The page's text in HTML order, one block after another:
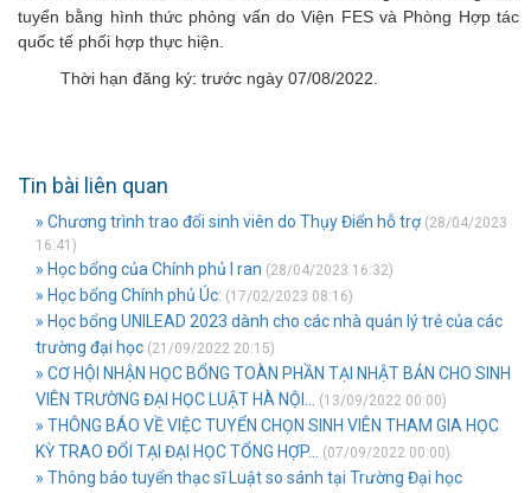
tuyển bằng hình thức phỏng vấn do Viện FES và Phòng Hợp tác
quốc tế phối hợp thực hiện.
Thời hạn đăng ký: trước ngày 07/08/2022.
Tin bài liên quan
» Chương trình trao đổi sinh viên do Thụy Điển hỗ trợ(28/04/2023
16:41)
» Học bổng của Chính phủ I ran (28/04/2023 16:32)
» Học bổng Chính phủ Úc: (17/02/2023 08:16)
» Học bổng UNILEAD 2023 dành cho các nhà quản lý trẻ của các
trường đại học (21/09/2022 20:15)
» CƠ HỘI NHẬN HỌC BỔNG TOÀN PHẦN TẠI NHẬT BẢN CHO SINH
VIÊN TRƯỜNG ĐẠI HỌC LUẬT HÀ NỘI...
(13/09/2022 00:00)
» THÔNG BÁO VỀ VIỆC TUYỂN CHỌN SINH VIÊN THAM GIA HỌC
KỲ TRAO ĐỔI TẠI ĐẠI HỌC TỔNG HỢP...
(07/09/2022 00:00)
» Thông báo tuyển thạc sĩ Luật so sánh tại Trường Đại học